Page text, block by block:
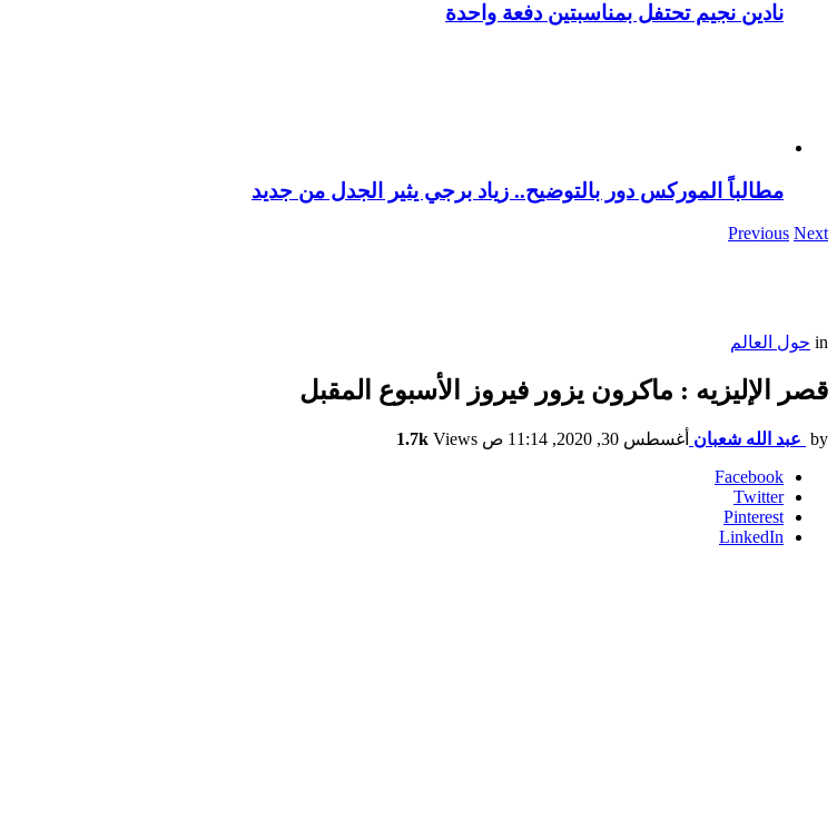
نادين نجيم تحتفل بمناسبتين دفعة واحدة
مطالباً الموركس دور بالتوضيح.. زياد برجي يثير الجدل من جديد
Previous Next
in حول العالم
قصر الإليزيه : ماكرون يزور فيروز الأسبوع المقبل
by عبد الله شعبان أغسطس 30, 2020, 11:14 ص 1.7k Views
Facebook
Twitter
Pinterest
LinkedIn